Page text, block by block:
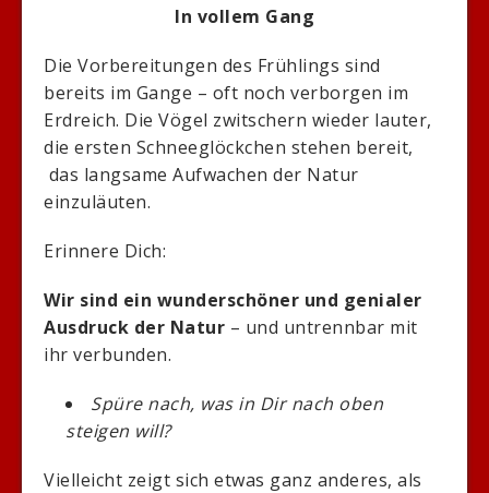
In vollem Gang
Die Vorbereitungen des Frühlings sind
bereits im Gange – oft noch verborgen im
Erdreich. Die Vögel zwitschern wieder lauter,
die ersten Schneeglöckchen stehen bereit,
das langsame Aufwachen der Natur
einzuläuten.
Erinnere Dich:
Wir sind ein wunderschöner und genialer
Ausdruck der Natur – und untrennbar mit
ihr verbunden.
Spüre nach, was in Dir nach oben
steigen will?
Vielleicht zeigt sich etwas ganz anderes, als